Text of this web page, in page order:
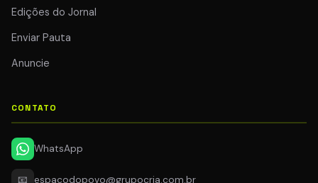
Edições do Jornal
Enviar Pauta
Anuncie
CONTATO
WhatsApp
📧 espacodopovo@grupocria.com.br